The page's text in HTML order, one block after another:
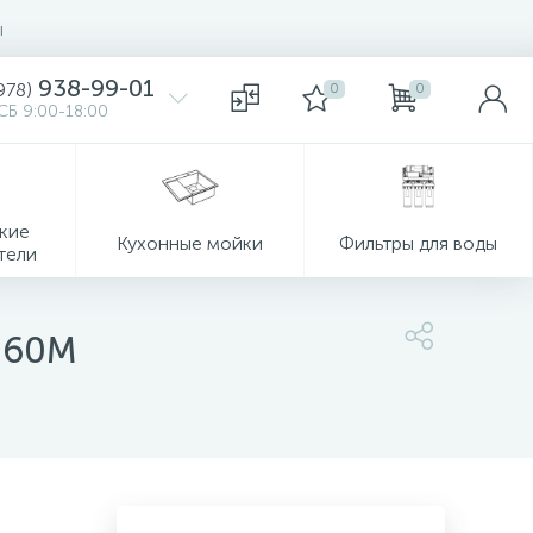
938-99-01
9:00-18:00
0 0
Кухонные мойки Фильтры для воды